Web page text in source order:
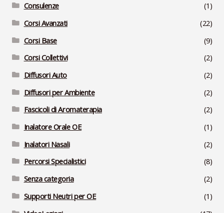
Consulenze
(1)
Corsi Avanzati
(22)
Corsi Base
(9)
Corsi Collettivi
(2)
Diffusori Auto
(2)
Diffusori per Ambiente
(2)
Fascicoli di Aromaterapia
(2)
Inalatore Orale OE
(1)
Inalatori Nasali
(2)
Percorsi Specialistici
(8)
Senza categoria
(2)
Supporti Neutri per OE
(1)